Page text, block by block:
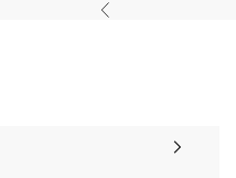
Précédent